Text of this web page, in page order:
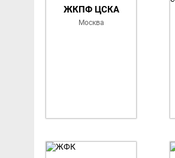
ЖКПФ ЦСКА
Москва